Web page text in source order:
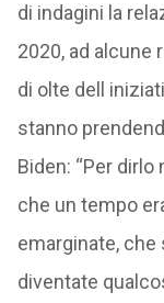
di indagini la
2020, ad alcune
di olte dell
stanno
Biden: “Per
che un tempo
emarginate,
diventate